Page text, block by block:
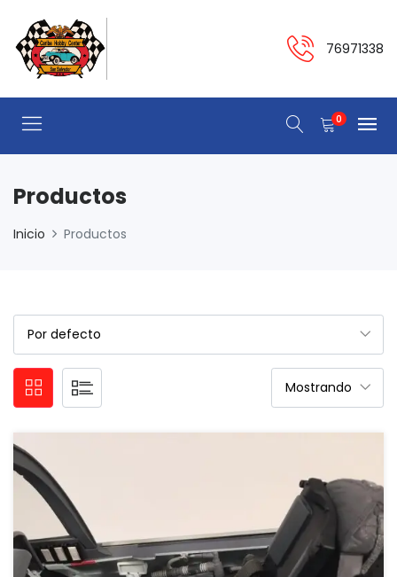
76971338
0
Productos
Inicio Productos